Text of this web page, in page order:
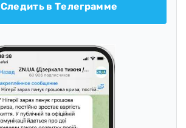
Следить в Телеграмме